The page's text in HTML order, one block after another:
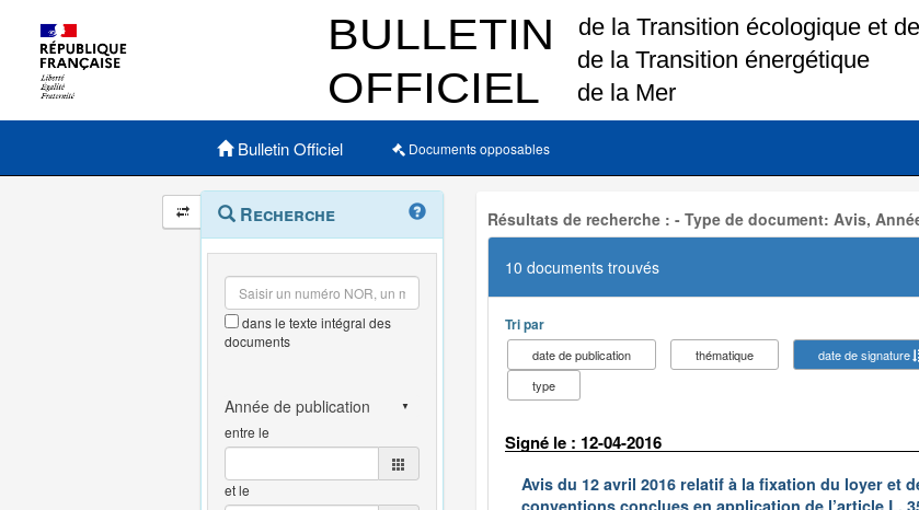
Menu principal
Bulletin Officiel Documents opposables
Navigation
et
outils
annexes
Menu
contextuel
Recherche
dans le texte intégral des
documents
entre le
et le
Résultats de recherche : - Type de document: Avis,
10 documents trouvés
Tri par
date de publication thématique
date de signature
type
Signé le : 12-04-2016
Avis du 12 avril 2016 relatif à la fixation du loyer et
conventions conclues en application de l’article L.